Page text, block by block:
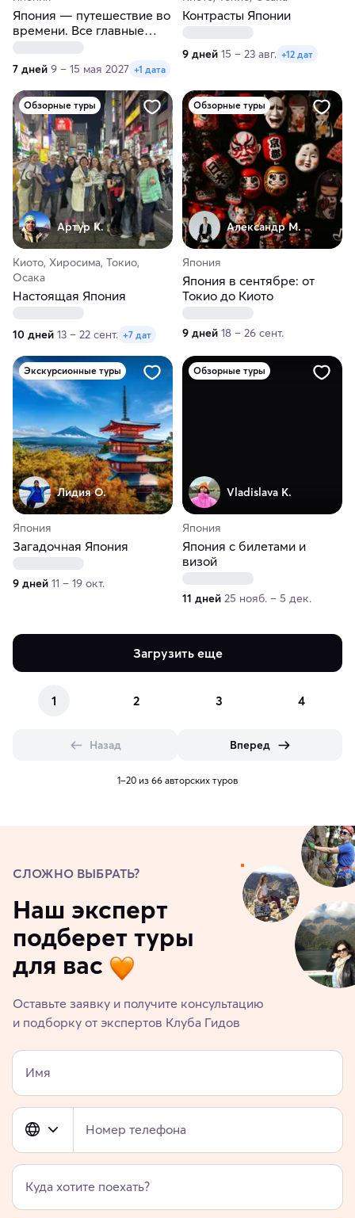
Япония — путешествие во
времени. Все главные
7 дней 9 – 15 мая 2027 +1 дата
Контрасты Японии
9 дней 15 – 23 авг. +12 дат
Обзорные туры
Артур К.
Киото, Хиросима, Токио,
Осака
Настоящая Япония
10 дней 13 – 22 сент. +7 дат
Обзорные туры
Александр М.
Япония
Япония в сентябре: от
Токио до Киото
9 дней 18 – 26 сент.
Экскурсионные туры
Лидия О.
Япония
Загадочная Япония
9 дней 11 – 19 окт.
Обзорные туры
Vladislava K.
Япония
Япония с билетами и
визой
11 дней 25 нояб. – 5 дек.
Загрузить еще
1 2 3 4
Назад Вперед
1–20 из 66 авторских туров
СЛОЖНО ВЫБРАТЬ?
Наш эксперт
подберет туры
для вас
Оставьте заявку и получите консультацию
и подборку от экспертов Клуба Гидов
Имя
Номер телефона
Куда хотите поехать?